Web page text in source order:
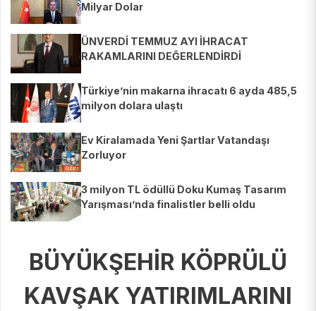
Milyar Dolar
ÜNVERDİ TEMMUZ AYI İHRACAT
RAKAMLARINI DEĞERLENDİRDİ
Türkiye’nin makarna ihracatı 6 ayda 485,5
milyon dolara ulaştı
Ev Kiralamada Yeni Şartlar Vatandaşı
Zorluyor
3 milyon TL ödüllü Doku Kumaş Tasarım
Yarışması’nda finalistler belli oldu
BÜYÜKŞEHİR KÖPRÜLÜ
KAVŞAK YATIRIMLARINI